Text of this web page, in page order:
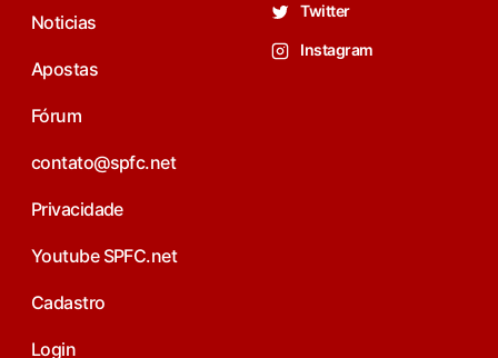
Noticias
Apostas
Fórum
contato@spfc.net
Privacidade
Youtube SPFC.net
Cadastro
Login
Twitter
Instagram